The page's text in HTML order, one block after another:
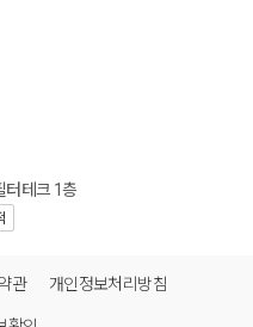
터테크 1층
관 개인정보처리방침